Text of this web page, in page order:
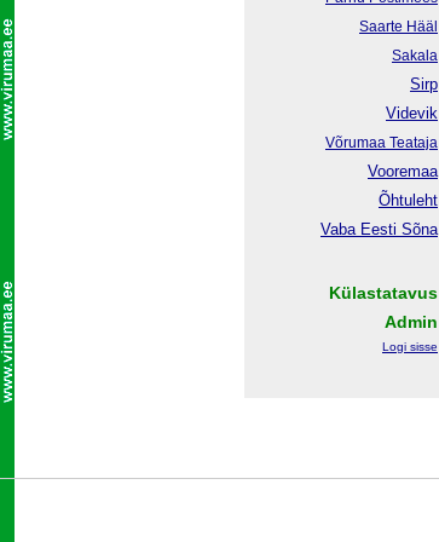
Saarte Hääl
Sakala
Sirp
Videvik
Võrumaa Teataja
Vooremaa
Õhtuleht
Vaba Eesti Sõna
Külastatavus
Admin
Logi sisse